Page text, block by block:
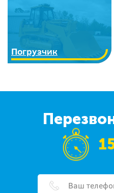
Погрузчик